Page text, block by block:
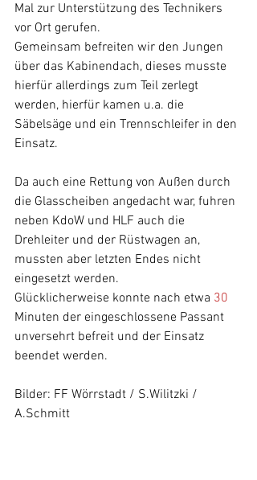
Mal zur Unterstützung des Technikers
vor Ort gerufen.
Gemeinsam befreiten wir den Jungen
über das Kabinendach, dieses musste
hierfür allerdings zum Teil zerlegt
werden, hierfür kamen u.a. die
Säbelsäge und ein Trennschleifer in den
Einsatz.
Da auch eine Rettung von Außen durch
die Glasscheiben angedacht war, fuhren
neben KdoW und HLF auch die
Drehleiter und der Rüstwagen an,
mussten aber letzten Endes nicht
eingesetzt werden.
Glücklicherweise konnte nach etwa 30
Minuten der eingeschlossene Passant
unversehrt befreit und der Einsatz
beendet werden.
Bilder: FF Wörrstadt / S.Wilitzki /
A.Schmitt